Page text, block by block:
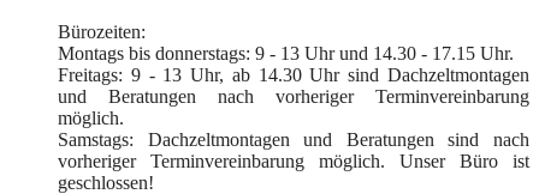
Bürozeiten:
Montags bis donnerstags: 9 - 13 Uhr und 14.30 - 17.15 Uhr.
Freitags: 9 - 13 Uhr, ab 14.30 Uhr sind Dachzeltmontagen
und Beratungen nach vorheriger Terminvereinbarung
möglich.
Samstags: Dachzeltmontagen und Beratungen sind nach
vorheriger Terminvereinbarung möglich. Unser Büro ist
geschlossen!